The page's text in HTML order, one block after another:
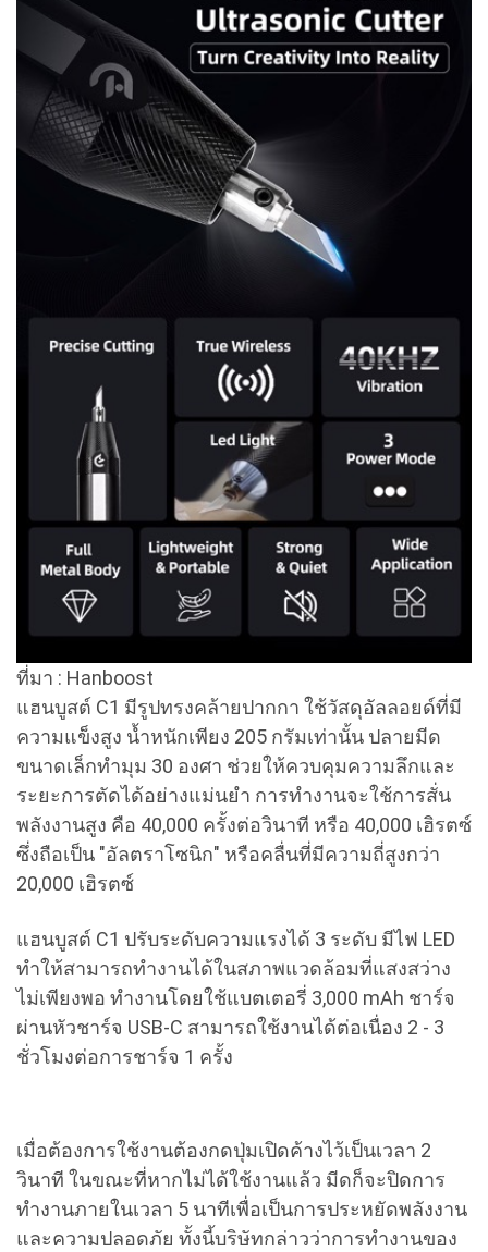
ที่มา : Hanboost
แฮนบูสต์ C1 มีรูปทรงคล้ายปากกา ใช้วัสดุอัลลอยด์ที่มี
ความแข็งสูง น้ำหนักเพียง 205 กรัมเท่านั้น ปลายมีด
ขนาดเล็กทำมุม 30 องศา ช่วยให้ควบคุมความลึกและ
ระยะการตัดได้อย่างแม่นยำ การทำงานจะใช้การสั่น
พลังงานสูง คือ 40,000 ครั้งต่อวินาที หรือ 40,000 เฮิรตซ์
ซึ่งถือเป็น "อัลตราโซนิก" หรือคลื่นที่มีความถี่สูงกว่า
20,000 เฮิรตซ์
แฮนบูสต์ C1 ปรับระดับความแรงได้ 3 ระดับ มีไฟ LED
ทำให้สามารถทำงานได้ในสภาพแวดล้อมที่แสงสว่าง
ไม่เพียงพอ ทำงานโดยใช้แบตเตอรี่ 3,000 mAh ชาร์จ
ผ่านหัวชาร์จ USB-C สามารถใช้งานได้ต่อเนื่อง 2 - 3
ชั่วโมงต่อการชาร์จ 1 ครั้ง
เมื่อต้องการใช้งานต้องกดปุ่มเปิดค้างไว้เป็นเวลา 2
วินาที ในขณะที่หากไม่ได้ใช้งานแล้ว มีดก็จะปิดการ
ทำงานภายในเวลา 5 นาทีเพื่อเป็นการประหยัดพลังงาน
และความปลอดภัย ทั้งนี้บริษัทกล่าวว่าการทำงานของ